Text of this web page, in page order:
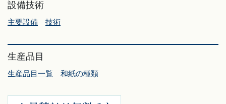
設備技術
主要設備 技術
生産品目
生産品目一覧 和紙の種類